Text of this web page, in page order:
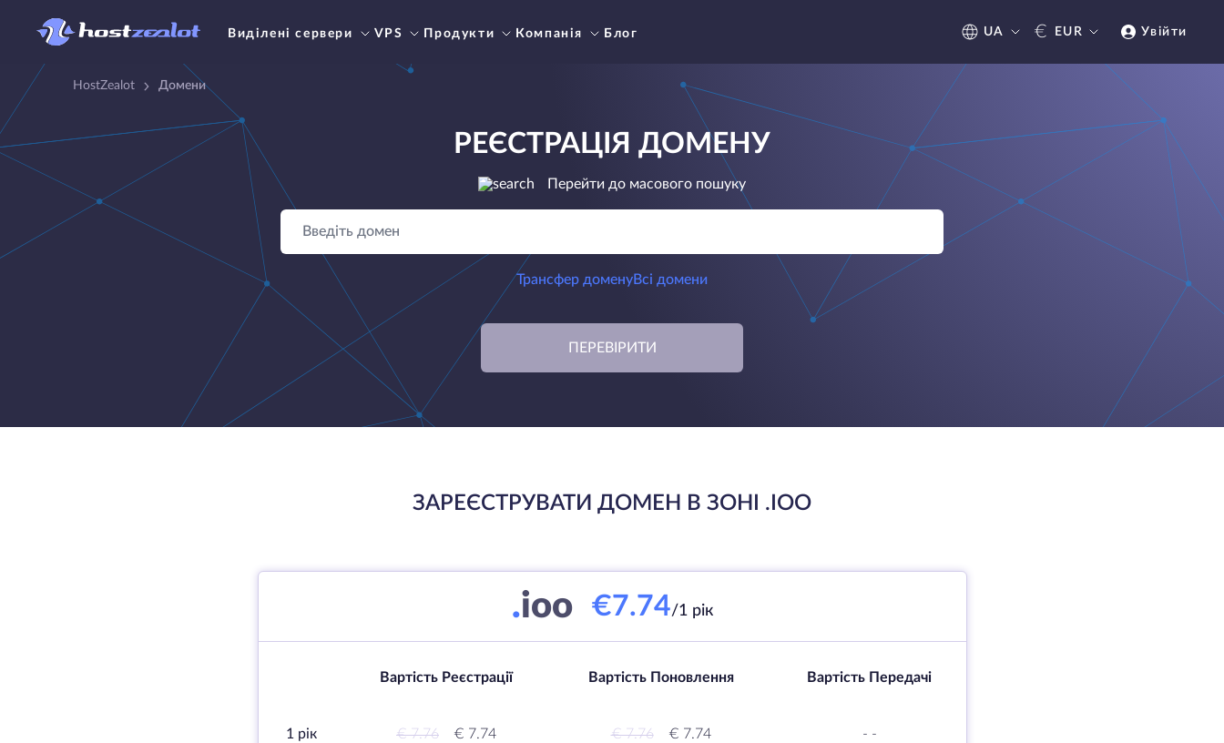
Виділені сервери VPS Продукти Компанія Блог UA € EUR Увійти
HostZealot Домени
РЕЄСТРАЦІЯ ДОМЕНУ
Перейти до масового пошуку
Трансфер доменуВсі домени
ПЕРЕВІРИТИ
ЗАРЕЄСТРУВАТИ ДОМЕН В ЗОНІ .IOO
.ioo €7.74/1 рік
Вартість Реєстрації Вартість Поновлення Вартість Передачі
1 рік € 7.76 € 7.74 € 7.76 € 7.74 - -